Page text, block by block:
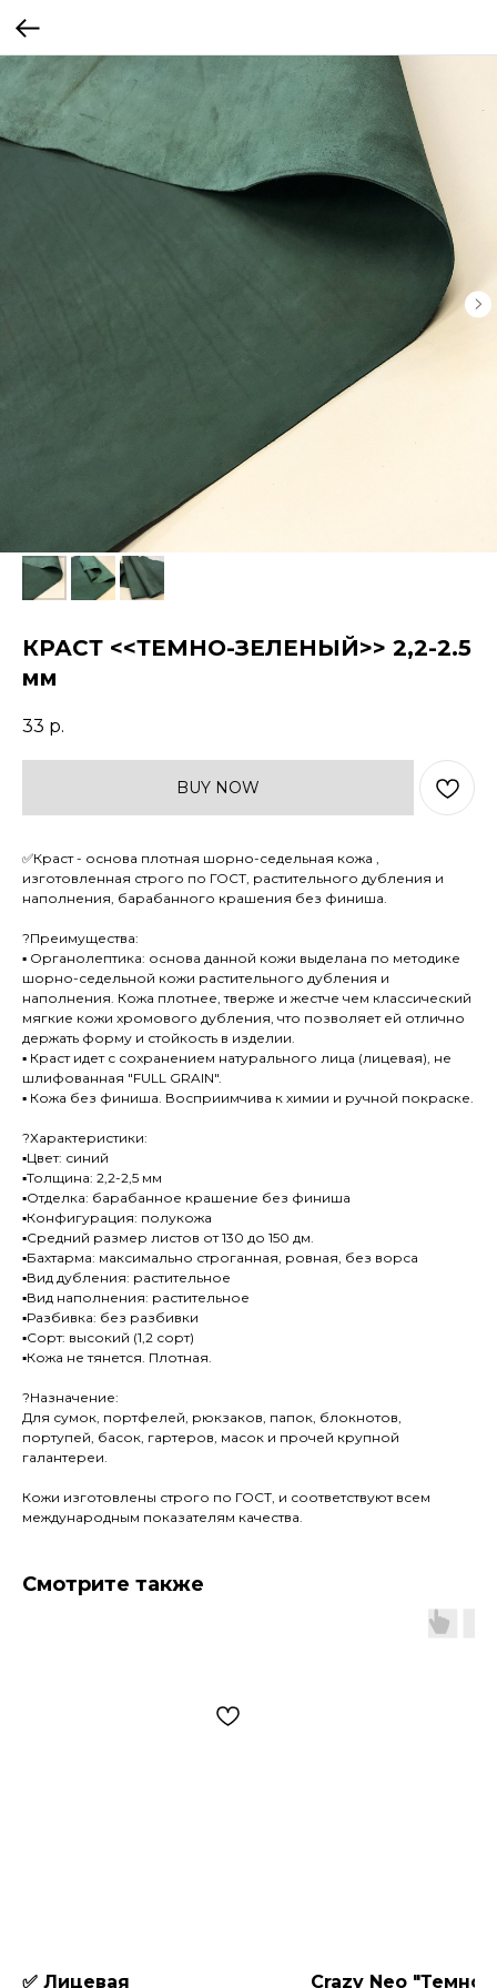
КРАСТ <<ТЕМНО-ЗЕЛЕНЫЙ>> 2,2-2.5
мм
33 р.
BUY NOW
✅Краст - основа плотная шорно-седельная кожа ,
изготовленная строго по ГОСТ, растительного дубления и
наполнения, барабанного крашения без финиша.
?Преимущества:
▪ Органолептика: основа данной кожи выделана по методике
шорно-седельной кожи растительного дубления и
наполнения. Кожа плотнее, тверже и жестче чем классический
мягкие кожи хромового дубления, что позволяет ей отлично
держать форму и стойкость в изделии.
▪ Краст идет с сохранением натурального лица (лицевая), не
шлифованная "FULL GRAIN".
▪ Кожа без финиша. Восприимчива к химии и ручной покраске.
?Характеристики:
▪Цвет: синий
▪Толщина: 2,2-2,5 мм
▪Отделка: барабанное крашение без финиша
▪Конфигурация: полукожа
▪Средний размер листов от 130 до 150 дм.
▪Бахтарма: максимально строганная, ровная, без ворса
▪Вид дубления: растительное
▪Вид наполнения: растительное
▪Разбивка: без разбивки
▪Сорт: высокий (1,2 сорт)
▪Кожа не тянется. Плотная.
?Назначение:
Для сумок, портфелей, рюкзаков, папок, блокнотов,
портупей, басок, гартеров, масок и прочей крупной
галантереи.
Кожи изготовлены строго по ГОСТ, и соответствуют всем
международным показателям качества.
Смотрите также
✅ Лицевая Crazy Neo "Темно-